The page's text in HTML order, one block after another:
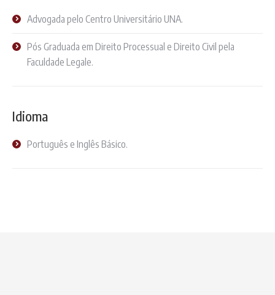
Advogada pelo Centro Universitário UNA.
Pós Graduada em Direito Processual e Direito Civil pela
Faculdade Legale.
Idioma
Português e Inglês Básico.